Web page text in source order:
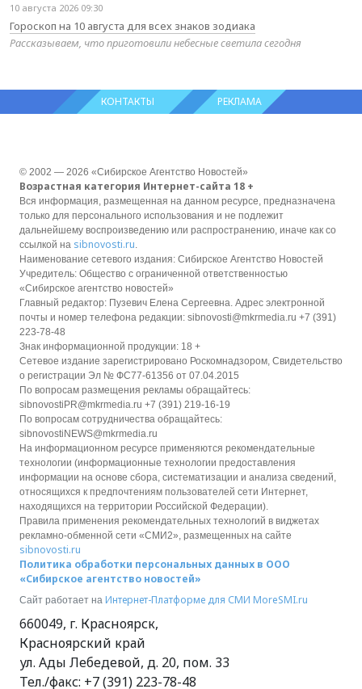
10 августа 2026 09:30
Гороскоп на 10 августа для всех знаков зодиака
Рассказываем, что приготовили небесные светила сегодня
КОНТАКТЫ РЕКЛАМА
© 2002 — 2026 «Сибирское Агентство Новостей»
Возрастная категория Интернет-сайта 18 +
Вся информация, размещенная на данном ресурсе, предназначена
только для персонального использования и не подлежит
дальнейшему воспроизведению или распространению, иначе как со
ссылкой на sibnovosti.ru
Наименование сетевого издания: Сибирское Агентство Новостей
Учредитель: Общество с ограниченной ответственностью
«Сибирское агентство новостей»
Главный редактор: Пузевич Елена Сергеевна. Адрес электронной
почты и номер телефона редакции: sibnovosti@mkrmedia.ru +7 (391)
223-78-48
Знак информационной продукции: 18 +
Сетевое издание зарегистрировано Роскомнадзором, Свидетельство
о регистрации Эл № ФС77-61356 от 07.04.2015
По вопросам размещения рекламы обращайтесь:
sibnovostiPR@mkrmedia.ru +7 (391) 219-16-19
По вопросам сотрудничества обращайтесь:
sibnovostiNEWS@mkrmedia.ru
На информационном ресурсе применяются рекомендательные
технологии (информационные технологии предоставления
информации на основе сбора, систематизации и анализа сведений,
относящихся к предпочтениям пользователей сети Интернет,
находящихся на территории Российской Федерации).
Правила применения рекомендательных технологий в виджетах
рекламно-обменной сети «СМИ2», размещенных на сайте
sibnovosti.ru
Политика обработки персональных данных в ООО
«Сибирское агентство новостей»
Сайт работает на Интернет-Платформе для СМИ MoreSMI.ru
660049, г. Красноярск,
Красноярский край
ул. Ады Лебедевой, д. 20, пом. 33
Тел./факс: +7 (391) 223-78-48